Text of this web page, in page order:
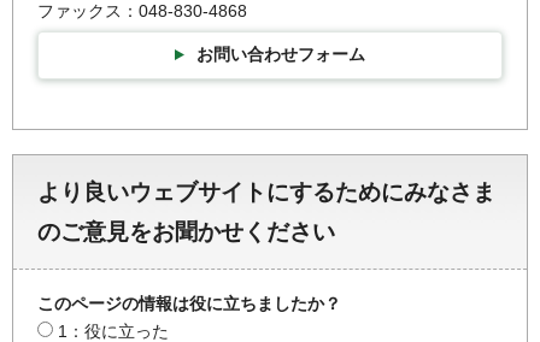
ファックス：048-830-4868
お問い合わせフォーム
より良いウェブサイトにするためにみなさま
のご意見をお聞かせください
このページの情報は役に立ちましたか？
1：役に立った